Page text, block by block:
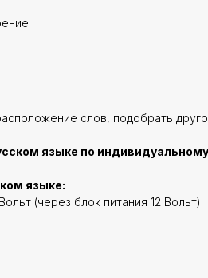
слов, подобрать
языке по
языке:
(через блок питания 12 Вольт)